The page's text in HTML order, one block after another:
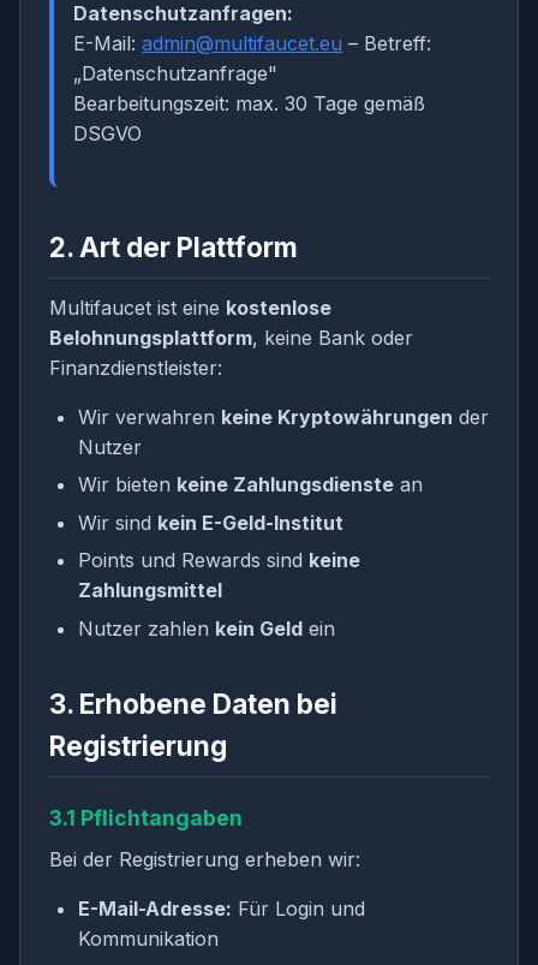
Datenschutzanfragen:
E-Mail: admin@multifaucet.eu – Betreff:
„Datenschutzanfrage"
Bearbeitungszeit: max. 30 Tage gemäß
DSGVO
2. Art der Plattform
Multifaucet ist eine kostenlose
Belohnungsplattform, keine Bank oder
Finanzdienstleister:
Wir verwahren keine Kryptowährungen der
Nutzer
Wir bieten keine Zahlungsdienste an
Wir sind kein E-Geld-Institut
Points und Rewards sind keine
Zahlungsmittel
Nutzer zahlen kein Geld ein
3. Erhobene Daten bei
Registrierung
3.1 Pflichtangaben
Bei der Registrierung erheben wir:
E-Mail-Adresse: Für Login und
Kommunikation